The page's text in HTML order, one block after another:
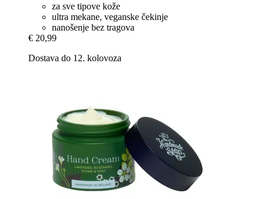
za sve tipove kože
ultra mekane, veganske čekinje
nanošenje bez tragova
€ 20,99
Dostava do 12. kolovoza